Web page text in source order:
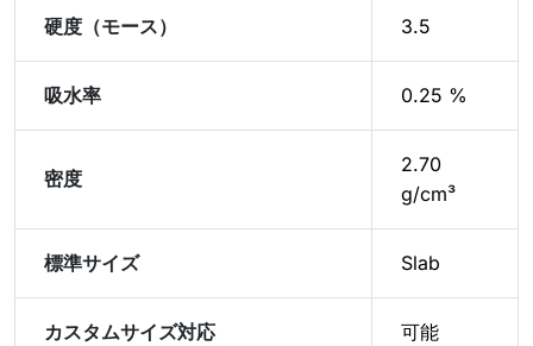
硬度（モース） 3.5
吸水率 0.25 %
密度
2.70
g/cm³
標準サイズ Slab
カスタムサイズ対応 可能